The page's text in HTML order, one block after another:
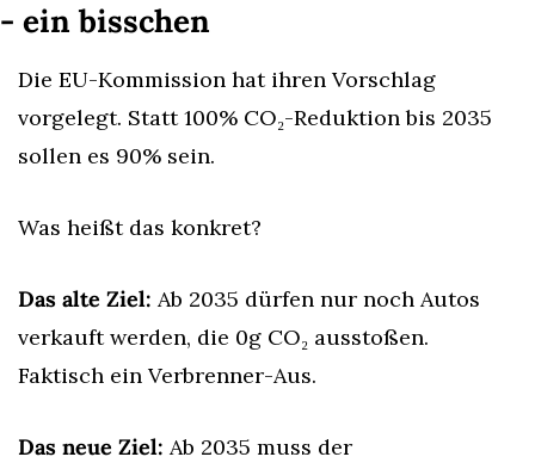
- ein bisschen
Die EU-Kommission hat ihren Vorschlag
vorgelegt. Statt 100% CO₂-Reduktion bis 2035
sollen es 90% sein.
Was heißt das konkret?
Das alte Ziel: Ab 2035 dürfen nur noch Autos
verkauft werden, die 0g CO₂ ausstoßen.
Faktisch ein Verbrenner-Aus.
Das neue Ziel: Ab 2035 muss der